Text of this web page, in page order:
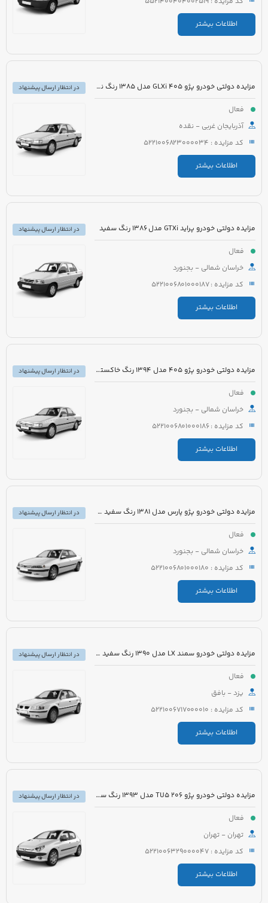
اطلاعات بیشتر
مزایده دولتی خودرو پژو 405 GLXi مدل 1385 رنگ نقره ای
فعال
آذربایجان غربی - نقده
کد مزایده : 5221006823000034
اطلاعات بیشتر
در انتظار ارسال پیشنهاد
مزایده دولتی خودرو پراید GTXi مدل 1386 رنگ سفید
فعال
خراسان شمالی - بجنورد
کد مزایده : 5221006801000187
اطلاعات بیشتر
در انتظار ارسال پیشنهاد
مزایده دولتی خودرو پژو 405 مدل 1394 رنگ خاکستری
فعال
خراسان شمالی - بجنورد
کد مزایده : 5221006801000186
اطلاعات بیشتر
در انتظار ارسال پیشنهاد
مزایده دولتی خودرو پژو پارس مدل 1381 رنگ سفید متالیک
فعال
خراسان شمالی - بجنورد
کد مزایده : 5221006801000180
اطلاعات بیشتر
در انتظار ارسال پیشنهاد
مزایده دولتی خودرو سمند LX مدل 1390 رنگ سفید روغنی
فعال
یزد - بافق
کد مزایده : 5221006717000010
اطلاعات بیشتر
در انتظار ارسال پیشنهاد
مزایده دولتی خودرو پژو 206 TU5 مدل 1393 رنگ سفید
فعال
تهران - تهران
کد مزایده : 5221006329000047
اطلاعات بیشتر
در انتظار ارسال پیشنهاد